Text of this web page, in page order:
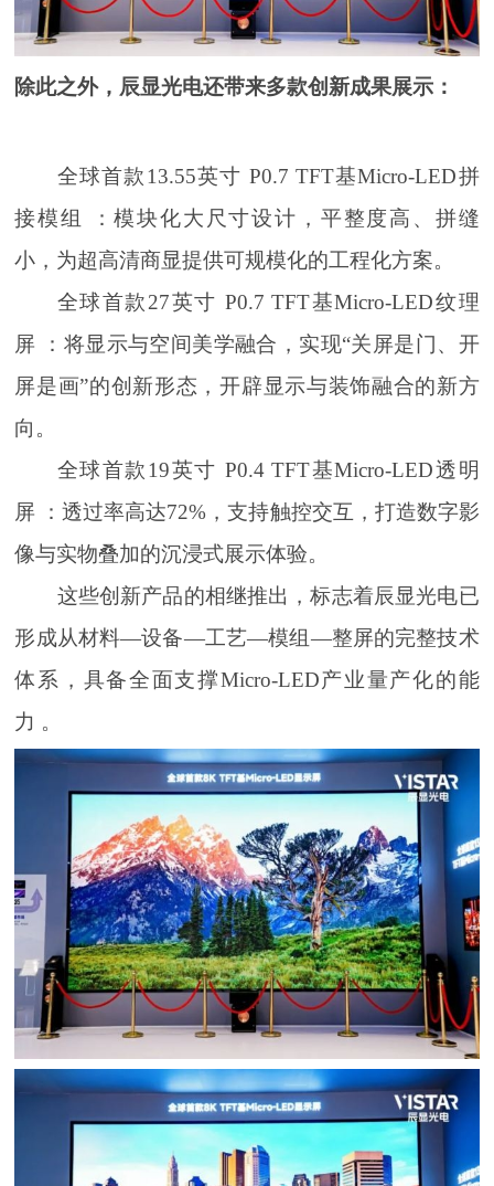
除此之外，辰显光电还带来多款创新成果展示：
全球首款13.55英寸 P0.7 TFT基Micro-LED拼
接模组 ：模块化大尺寸设计，平整度高、拼缝
小，为超高清商显提供可规模化的工程化方案。
全球首款27英寸 P0.7 TFT基Micro-LED纹理
屏 ：将显示与空间美学融合，实现“关屏是门、开
屏是画”的创新形态，开辟显示与装饰融合的新方
向。
全球首款19英寸 P0.4 TFT基Micro-LED透明
屏 ：透过率高达72%，支持触控交互，打造数字影
像与实物叠加的沉浸式展示体验。
这些创新产品的相继推出，标志着辰显光电已
形成从材料—设备—工艺—模组—整屏的完整技术
体系，具备全面支撑Micro-LED产业量产化的能
力 。